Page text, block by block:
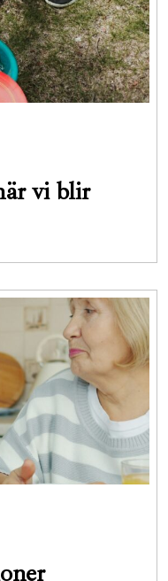
vi blir